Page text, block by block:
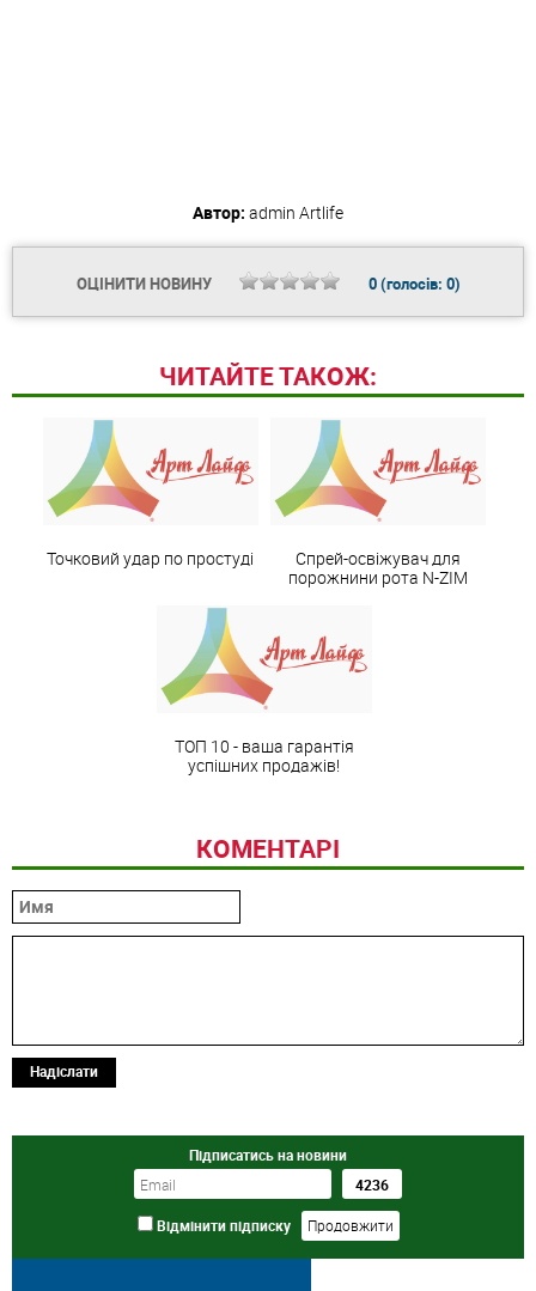
Автор: admin Artlife
ОЦІНИТИ НОВИНУ 0(голосів: 0)
ЧИТАЙТЕ ТАКОЖ:
Точковий удар по простуді
Спрей-освіжувач для
порожнини рота N-ZIM
ТОП 10 - ваша гарантія
успішних продажів!
КОМЕНТАРІ
Надіслати
Підписатись на новини
Відмінити підписку